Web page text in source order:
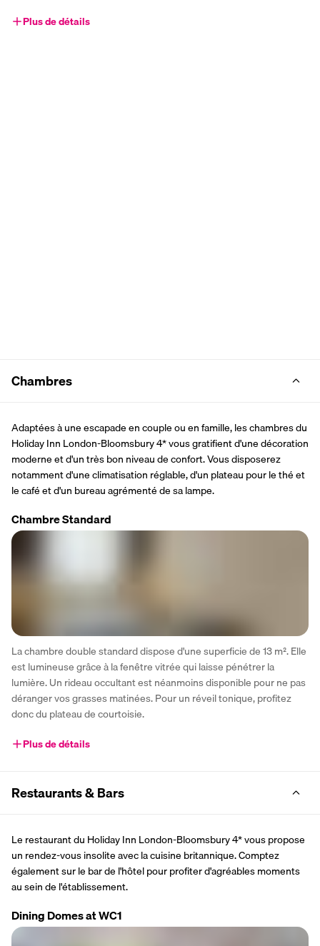
Plus de détails
Chambres
Adaptées à une escapade en couple ou en famille, les chambres du
Holiday Inn London-Bloomsbury 4* vous gratifient d'une décoration
moderne et d'un très bon niveau de confort. Vous disposerez
notamment d'une climatisation réglable, d'un plateau pour le thé et
le café et d'un bureau agrémenté de sa lampe.
Chambre Standard
La chambre double standard dispose d'une superficie de 13 m². Elle
est lumineuse grâce à la fenêtre vitrée qui laisse pénétrer la
lumière. Un rideau occultant est néanmoins disponible pour ne pas
déranger vos grasses matinées. Pour un réveil tonique, profitez
donc du plateau de courtoisie.
Plus de détails
Restaurants & Bars
Le restaurant du Holiday Inn London-Bloomsbury 4* vous propose
un rendez-vous insolite avec la cuisine britannique. Comptez
également sur le bar de l'hôtel pour profiter d'agréables moments
au sein de l'établissement.
Dining Domes at WC1